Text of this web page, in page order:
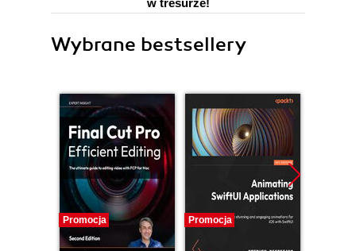
w tresurze!
Wybrane bestsellery
Promocja Promocja